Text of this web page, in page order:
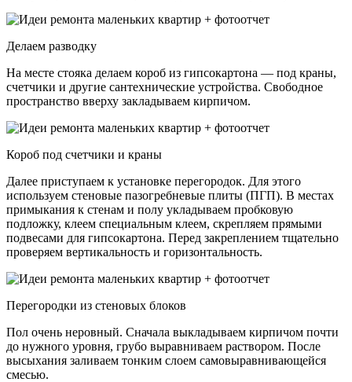
Делаем разводку
На месте стояка делаем короб из гипсокартона — под краны,
счетчики и другие сантехнические устройства. Свободное
пространство вверху закладываем кирпичом.
Короб под счетчики и краны
Далее приступаем к установке перегородок. Для этого
используем стеновые пазогребневые плиты (ПГП). В местах
примыкания к стенам и полу укладываем пробковую
подложку, клеем специальным клеем, скрепляем прямыми
подвесами для гипсокартона. Перед закреплением тщательно
проверяем вертикальность и горизонтальность.
Перегородки из стеновых блоков
Пол очень неровный. Сначала выкладываем кирпичом почти
до нужного уровня, грубо выравниваем раствором. После
высыхания заливаем тонким слоем самовыравнивающейся
смесью.